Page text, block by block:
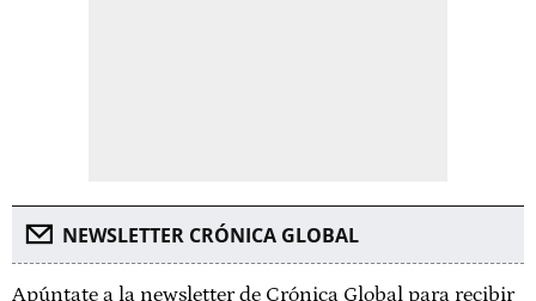
NEWSLETTER CRÓNICA GLOBAL
Apúntate a la newsletter de Crónica Global para recibir